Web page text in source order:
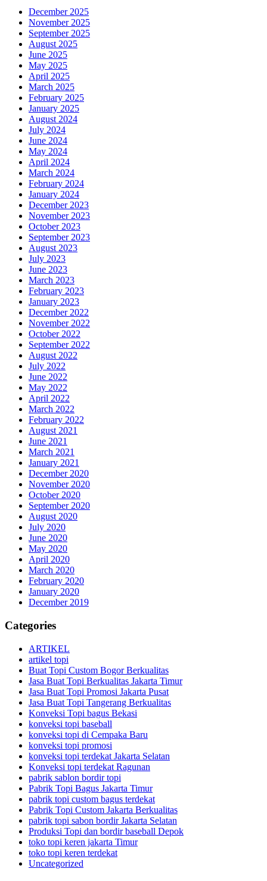
December 2025
November 2025
September 2025
August 2025
June 2025
May 2025
April 2025
March 2025
February 2025
January 2025
August 2024
July 2024
June 2024
May 2024
April 2024
March 2024
February 2024
January 2024
December 2023
November 2023
October 2023
September 2023
August 2023
July 2023
June 2023
March 2023
February 2023
January 2023
December 2022
November 2022
October 2022
September 2022
August 2022
July 2022
June 2022
May 2022
April 2022
March 2022
February 2022
August 2021
June 2021
March 2021
January 2021
December 2020
November 2020
October 2020
September 2020
August 2020
July 2020
June 2020
May 2020
April 2020
March 2020
February 2020
January 2020
December 2019
Categories
ARTIKEL
artikel topi
Buat Topi Custom Bogor Berkualitas
Jasa Buat Topi Berkualitas Jakarta Timur
Jasa Buat Topi Promosi Jakarta Pusat
Jasa Buat Topi Tangerang Berkualitas
Konveksi Topi bagus Bekasi
konveksi topi baseball
konveksi topi di Cempaka Baru
konveksi topi promosi
konveksi topi terdekat Jakarta Selatan
Konveksi topi terdekat Ragunan
pabrik sablon bordir topi
Pabrik Topi Bagus Jakarta Timur
pabrik topi custom bagus terdekat
Pabrik Topi Custom Jakarta Berkualitas
pabrik topi sabon bordir Jakarta Selatan
Produksi Topi dan bordir baseball Depok
toko topi keren jakarta Timur
toko topi keren terdekat
Uncategorized